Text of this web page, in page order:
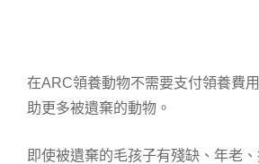
在ARC領養動物不需要支付領養費
助更多被遺棄的動物。
即使被遺棄的毛孩子有殘缺、年老